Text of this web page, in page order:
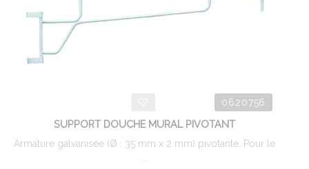
0620756
SUPPORT DOUCHE MURAL PIVOTANT
Armature galvanisée (Ø : 35 mm x 2 mm) pivotante. Pour le